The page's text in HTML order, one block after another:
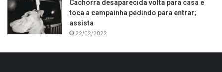
Cachorra desaparecida volta para casa e
toca a campainha pedindo para entrar;
assista
22/02/2022